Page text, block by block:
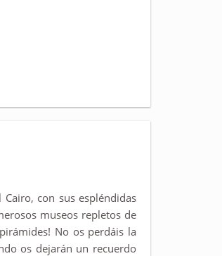
con sus espléndidas
museos repletos de
No os perdáis la
os dejarán un recuerdo